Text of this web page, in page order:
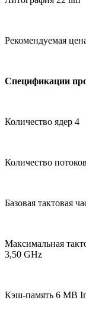
Рекомендуемая
Спецификации
Количество ядер 4
Количество
Базовая тактовая
Максимальная
3,50 GHz
Кэш-память 6 MB